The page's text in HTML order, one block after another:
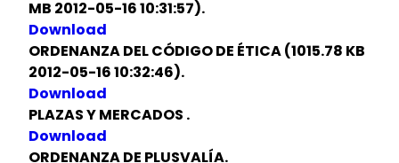
MB 2012-05-16 10:31:57).
Download
ORDENANZA DEL CÓDIGO DE ÉTICA (1015.78 KB
2012-05-16 10:32:46).
Download
PLAZAS Y MERCADOS .
Download
ORDENANZA DE PLUSVALÍA.